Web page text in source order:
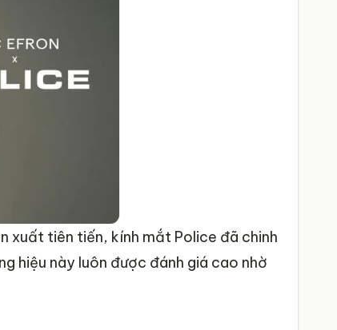
xuất tiên tiến, kính mắt Police đã chinh
hiệu này luôn được đánh giá cao nhờ